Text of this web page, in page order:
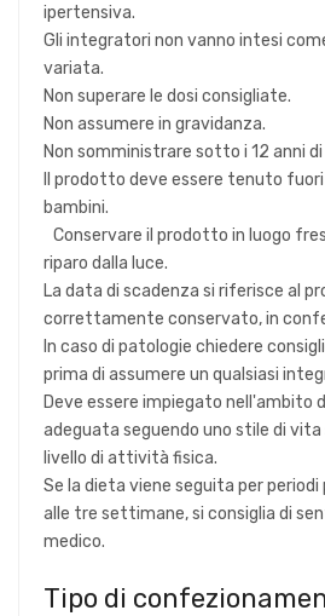
ipertensiva.
Gli integratori non vanno intesi
variata.
Non superare le dosi consigliate.
Non assumere in gravidanza.
Non somministrare sotto i 12 anni
Il prodotto deve essere tenuto
bambini.
Conservare il prodotto in luogo
riparo dalla luce.
La data di scadenza si riferisce al
correttamente conservato, in
In caso di patologie chiedere
prima di assumere un qualsiasi
Deve essere impiegato nell'ambito
adeguata seguendo uno stile di vita
livello di attività fisica.
Se la dieta viene seguita per
alle tre settimane, si consiglia di
medico.
Tipo di